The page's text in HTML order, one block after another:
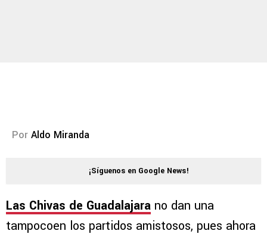
Por Aldo Miranda
¡Síguenos en Google News!
Las Chivas de Guadalajara no dan una
tampocoen los partidos amistosos, pues ahora